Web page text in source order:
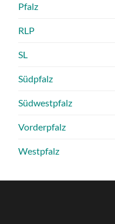
Pfalz
RLP
SL
Südpfalz
Südwestpfalz
Vorderpfalz
Westpfalz